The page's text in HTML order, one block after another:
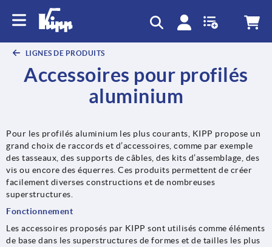
LIGNES DE PRODUITS
Accessoires pour profilés
aluminium
Pour les profilés aluminium les plus courants, KIPP propose un
grand choix de raccords et d’accessoires, comme par exemple
des tasseaux, des supports de câbles, des kits d’assemblage, des
vis ou encore des équerres. Ces produits permettent de créer
facilement diverses constructions et de nombreuses
superstructures.
Fonctionnement
Les accessoires proposés par KIPP sont utilisés comme éléments
de base dans les superstructures de formes et de tailles les plus